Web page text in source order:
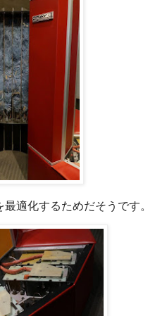
適化するためだそうです。